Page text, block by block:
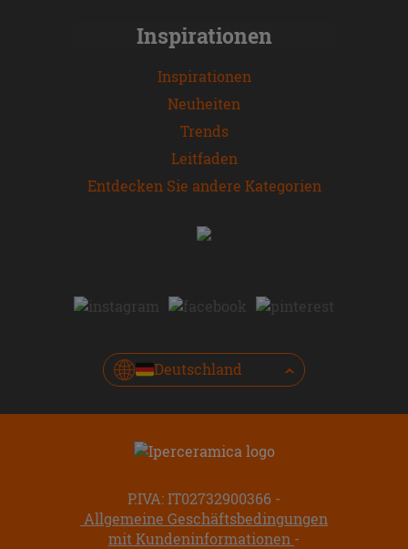
Inspirationen
Inspirationen
Neuheiten
Trends
Leitfaden
Entdecken Sie andere Kategorien
Deutschland
P.IVA: IT02732900366
Allgemeine Geschäftsbedingungen
mit Kundeninformationen